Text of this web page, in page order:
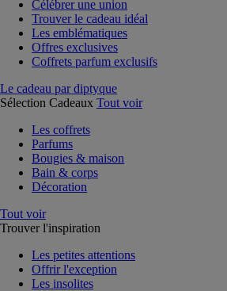
Célébrer une union
Trouver le cadeau idéal
Les emblématiques
Offres exclusives
Coffrets parfum exclusifs
Le cadeau par diptyque
Sélection Cadeaux Tout voir
Les coffrets
Parfums
Bougies & maison
Bain & corps
Décoration
Tout voir
Trouver l'inspiration
Les petites attentions
Offrir l'exception
Les insolites